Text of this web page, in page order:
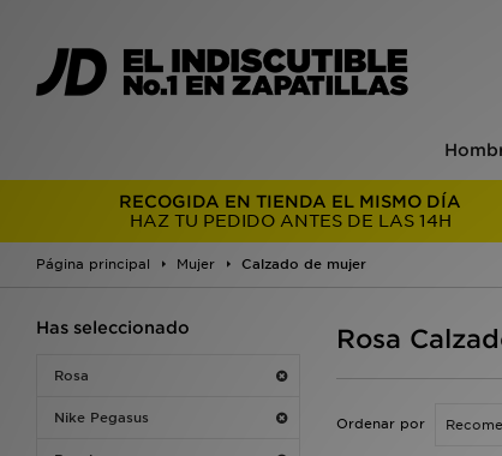
RECOGIDA EN TIENDA EL MISMO DÍA
HAZ TU PEDIDO ANTES DE LAS 14H
Página principal Mujer Calzado de mujer
Has seleccionado
Rosa
Nike Pegasus
Rosa
Ordenar por